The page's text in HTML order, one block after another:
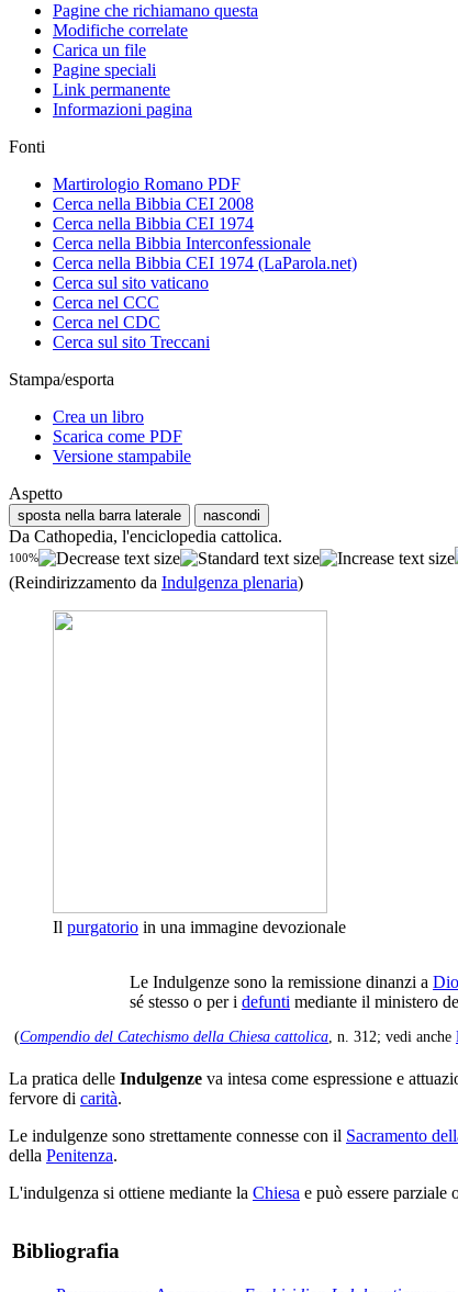
Pagine che richiamano questa
Modifiche correlate
Carica un file
Pagine speciali
Link permanente
Informazioni pagina
Fonti
Martirologio Romano PDF
Cerca nella Bibbia CEI 2008
Cerca nella Bibbia CEI 1974
Cerca nella Bibbia Interconfessionale
Cerca nella Bibbia CEI 1974 (LaParola.net)
Cerca sul sito vaticano
Cerca nel CCC
Cerca nel CDC
Cerca sul sito Treccani
Stampa/esporta
Crea un libro
Scarica come PDF
Versione stampabile
Aspetto
sposta nella barra laterale nascondi
Da Cathopedia, l'enciclopedia cattolica.
100%
(Reindirizzamento da Indulgenza plenaria)
Il purgatorio in una immagine devozionale
Le Indulgenze sono la remissione dinanzi a Dio
sé stesso o per i defunti mediante il ministero
(Compendio del Catechismo della Chiesa cattolica, n. 312; vedi anche
La pratica delle Indulgenze va intesa come espressione e
fervore di carità.
Le indulgenze sono strettamente connesse con il Sacramento
della Penitenza.
L'indulgenza si ottiene mediante la Chiesa e può essere parziale
Bibliografia